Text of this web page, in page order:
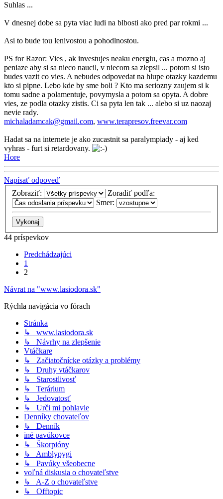
Suhlas ...
V dnesnej dobe sa pyta viac ludi na blbosti ako pred par rokmi ...
Asi to bude tou lenivostou a pohodlnostou.
PS for Razor: Vies , ak investujes neaku energiu, cas a mozno aj
peniaze aby si sa nieco naucil, v niecom sa zlepsil ... potom si isto
budes vazit co vies. A nebudes odpovedat na hlupe otazky kazdemu
kto si pipne. Lebo kde by sme boli ? Kto ma seriozny zaujem si k
tomu sadne a polamentuje, povymysla a potom sa opyta. A dobre
vies, ze podla otazky zistis. Ci sa pyta len tak ... alebo si uz naozaj
nevie rady.
michaladamcak@gmail.com, www.terapresov.freevar.com
Hadat sa na internete je ako zucastnit sa paralympiady - aj ked
vyhras - furt si retardovany.
Hore
Napísať odpoveď
Zobraziť:
Zoradiť podľa:
Smer:
44 príspevkov
Predchádzajúci
1
2
Návrat na "www.lasiodora.sk"
Rýchla navigácia vo fórach
Stránka
↳ www.lasiodora.sk
↳ Návrhy na zlepšenie
Vtáčkare
↳ Začiatočnícke otázky a problémy
↳ Druhy vtáčkarov
↳ Starostlivosť
↳ Terárium
↳ Jedovatosť
↳ Urči mi pohlavie
Denníky chovateľov
↳ Denník
iné pavúkovce
↳ Škorpióny
↳ Amblypygi
↳ Pavúky všeobecne
voľná diskusia o chovateľstve
↳ A-Z o chovateľstve
↳ Offtopic